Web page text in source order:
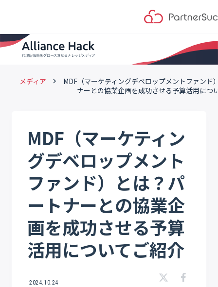
メディア keyboard_arrow_right
MDF（マーケティングデベロップメントファンド
ナーとの協業企画を成功させる予算活用につ
MDF（マーケティン
グデベロップメント
ファンド）とは？パ
ートナーとの協業企
画を成功させる予算
活用についてご紹介
2024.10.24